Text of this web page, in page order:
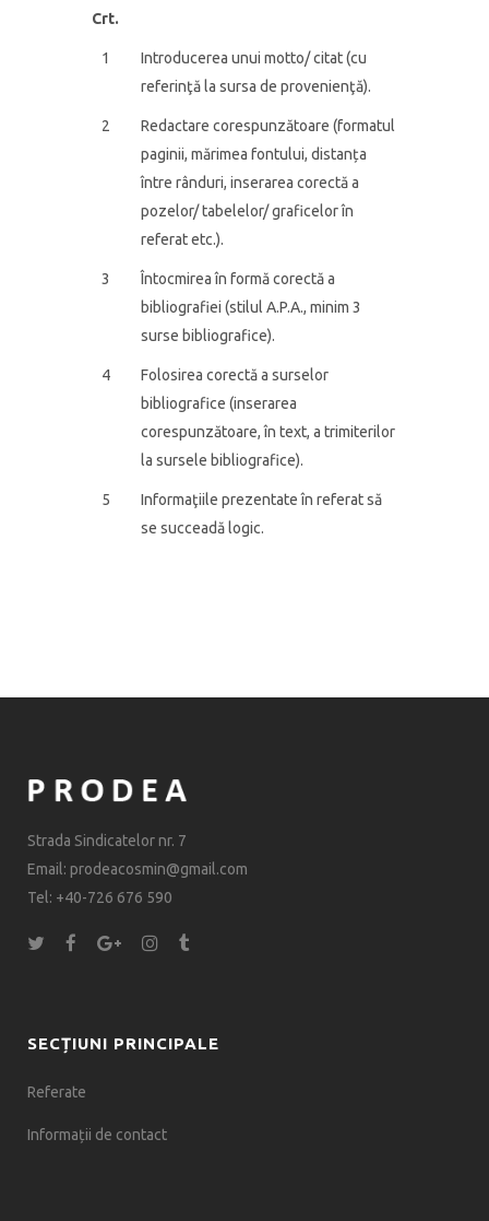
Crt.
1
Introducerea unui motto/ citat (cu
referinţă la sursa de provenienţă).
2
Redactare corespunzătoare (formatul
paginii, mărimea fontului, distanța
între rânduri, inserarea corectă a
pozelor/ tabelelor/ graficelor în
referat etc.).
3
Întocmirea în formă corectă a
bibliografiei (stilul A.P.A., minim 3
surse bibliografice).
4
Folosirea corectă a surselor
bibliografice (inserarea
corespunzătoare, în text, a trimiterilor
la sursele bibliografice).
5
Informaţiile prezentate în referat să
se succeadă logic.
Strada Sindicatelor nr. 7
Email: prodeacosmin@gmail.com
Tel: +40-726 676 590
SECȚIUNI PRINCIPALE
Referate
Informații de contact